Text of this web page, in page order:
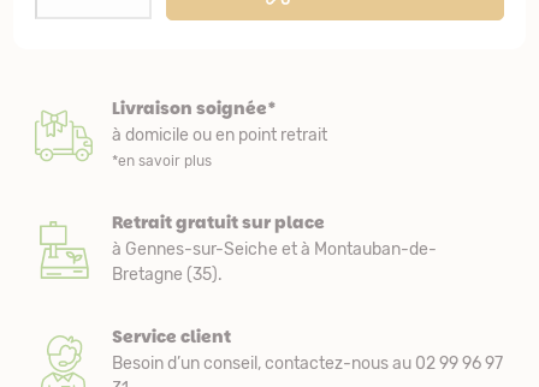
Livraison soignée*
à domicile ou en point retrait
*en savoir plus
Retrait gratuit sur place
à Gennes-sur-Seiche et à Montauban-de-
Bretagne (35).
Service client
Besoin d’un conseil, contactez-nous au 02 99 96 97